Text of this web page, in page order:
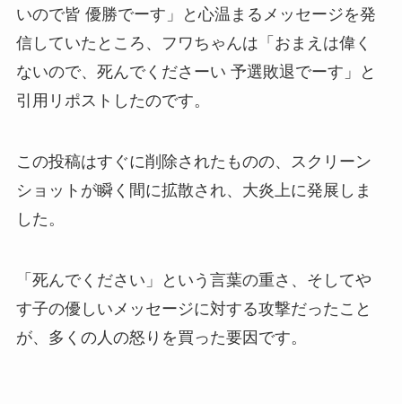
いので皆 優勝でーす」と心温まるメッセージを発
信していたところ、フワちゃんは「おまえは偉く
ないので、死んでくださーい 予選敗退でーす」と
引用リポストしたのです。
この投稿はすぐに削除されたものの、スクリーン
ショットが瞬く間に拡散され、大炎上に発展しま
した。
「死んでください」という言葉の重さ、そしてや
す子の優しいメッセージに対する攻撃だったこと
が、多くの人の怒りを買った要因です。